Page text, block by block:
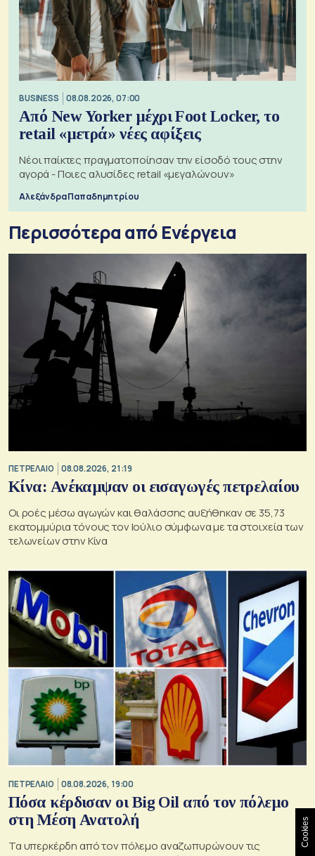
BUSINESS 08.08.2026, 07:00
Από New Yorker μέχρι Foot Locker, το
retail «μετρά» νέες αφίξεις
Νέοι παίκτες πραγματοποίησαν την είσοδό τους στην
αγορά - Ποιες αλυσίδες retail «μεγαλώνουν»
Αλεξάνδρα Παπαδημητρίου
Περισσότερα από Ενέργεια
ΠΕΤΡΕΛΑΙΟ 08.08.2026, 21:19
Κίνα: Ανέκαμψαν οι εισαγωγές πετρελαίου
Οι ροές μέσω αγωγών και θαλάσσης αυξήθηκαν σε 35,73
εκατομμύρια τόνους τον Ιούλιο σύμφωνα με τα στοιχεία των
τελωνείων στην Κίνα
ΠΕΤΡΕΛΑΙΟ 08.08.2026, 19:00
Πόσα κέρδισαν οι Big Oil από τον πόλεμο
στη Μέση Ανατολή
Τα υπερκέρδη από τον πόλεμο αναζωπυρώνουν τις
Cookies